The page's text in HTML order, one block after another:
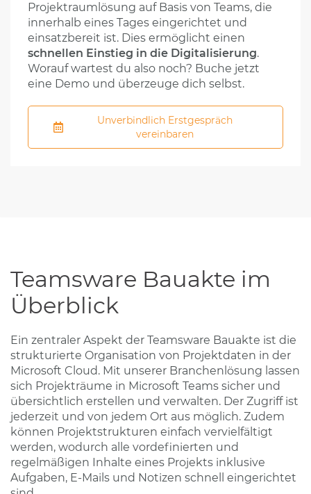
Projektraumlösung auf Basis von Teams, die
innerhalb eines Tages eingerichtet und
einsatzbereit ist. Dies ermöglicht einen
schnellen Einstieg in die Digitalisierung.
Worauf wartest du also noch? Buche jetzt
eine Demo und überzeuge dich selbst.
Unverbindlich Erstgespräch
vereinbaren
Teamsware Bauakte im
Überblick
Ein zentraler Aspekt der Teamsware Bauakte ist die
strukturierte Organisation von Projektdaten in der
Microsoft Cloud. Mit unserer Branchenlösung lassen
sich Projekträume in Microsoft Teams sicher und
übersichtlich erstellen und verwalten. Der Zugriff ist
jederzeit und von jedem Ort aus möglich. Zudem
können Projektstrukturen einfach vervielfältigt
werden, wodurch alle vordefinierten und
regelmäßigen Inhalte eines Projekts inklusive
Aufgaben, E-Mails und Notizen schnell eingerichtet